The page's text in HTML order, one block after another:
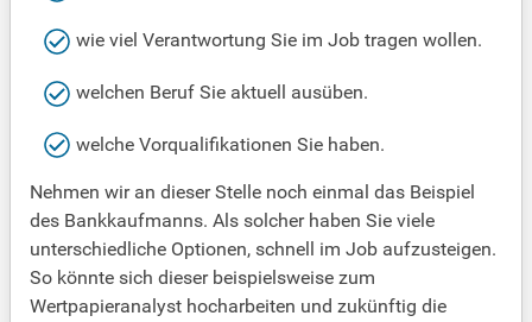
wie viel Verantwortung Sie im Job tragen wollen.
welchen Beruf Sie aktuell ausüben.
welche Vorqualifikationen Sie haben.
Nehmen wir an dieser Stelle noch einmal das Beispiel
des Bankkaufmanns. Als solcher haben Sie viele
unterschiedliche Optionen, schnell im Job aufzusteigen.
So könnte sich dieser beispielsweise zum
Wertpapieranalyst hocharbeiten und zukünftig die